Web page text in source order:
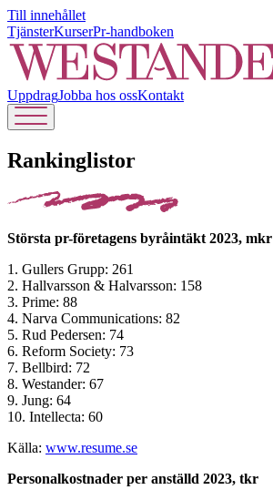
Till innehållet
TjänsterKurserPr-handboken
UppdragJobba hos ossKontakt
Rankinglistor
Största pr-företagens byråintäkt 2023, mkr
1. Gullers Grupp: 261
2. Hallvarsson & Halvarsson: 158
3. Prime: 88
4. Narva Communications: 82
5. Rud Pedersen: 74
6. Reform Society: 73
7. Bellbird: 72
8. Westander: 67
9. Jung: 64
10. Intellecta: 60
Källa: www.resume.se
Personalkostnader per anställd 2023, tkr